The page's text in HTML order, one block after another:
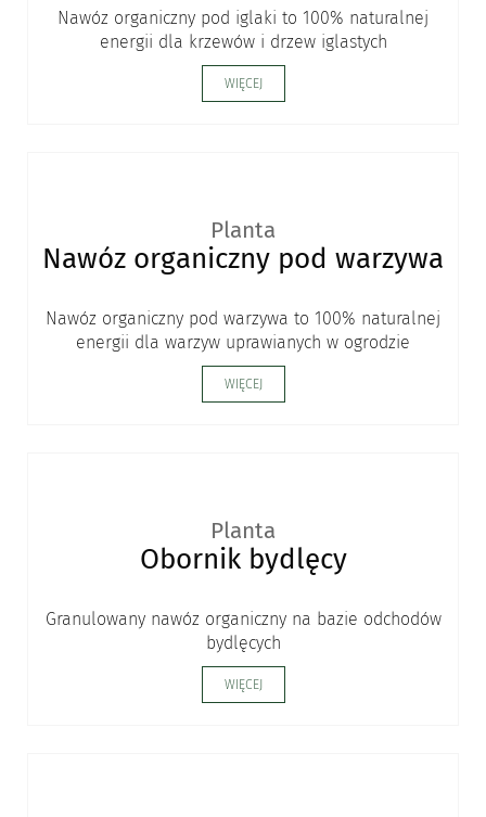
Nawóz organiczny pod iglaki to 100% naturalnej
energii dla krzewów i drzew iglastych
WIĘCEJ
Planta
Nawóz organiczny pod warzywa
Nawóz organiczny pod warzywa to 100% naturalnej
energii dla warzyw uprawianych w ogrodzie
WIĘCEJ
Planta
Obornik bydlęcy
Granulowany nawóz organiczny na bazie odchodów
bydlęcych
WIĘCEJ